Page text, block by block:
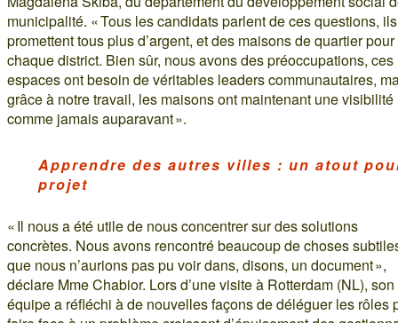
municipalité. « Tous les candidats parlent de ces questions, ils
promettent tous plus d’argent, et des maisons de quartier pour
chaque district. Bien sûr, nous avons des préoccupations, ces
espaces ont besoin de véritables leaders communautaires,
grâce à notre travail, les maisons ont maintenant une visibilité
comme jamais auparavant ».
Apprendre des autres villes : un atout
projet
« Il nous a été utile de nous concentrer sur des solutions
concrètes. Nous avons rencontré beaucoup de choses
que nous n’aurions pas pu voir dans, disons, un document »,
déclare Mme Chabior. Lors d’une visite à Rotterdam (NL), son
équipe a réfléchi à de nouvelles façons de déléguer les rôles